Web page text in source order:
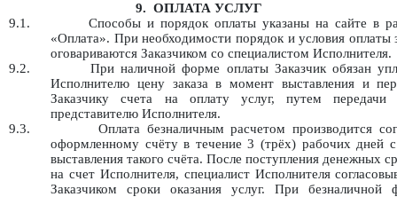
9. ОПЛАТА УСЛУГ
9.1.
Способы и порядок оплаты указаны на сайте в
«Оплата». При необходимости порядок и условия оплаты
оговариваются Заказчиком со специалистом Исполнителя.
9.2.
При наличной форме оплаты Заказчик обязан
Исполнителю цену заказа в момент выставления и
Заказчику счета на оплату услуг, путем передачи
представителю Исполнителя.
9.3.
Оплата безналичным расчетом производится
оформленному счёту в течение 3 (трёх) рабочих дней
выставления такого счёта. После поступления денежных
на счет Исполнителя, специалист Исполнителя
Заказчиком сроки оказания услуг. При безналичной